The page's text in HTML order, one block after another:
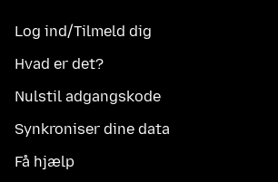
Log ind/Tilmeld dig
Hvad er det?
Nulstil adgangskode
Synkroniser dine data
Få hjælp